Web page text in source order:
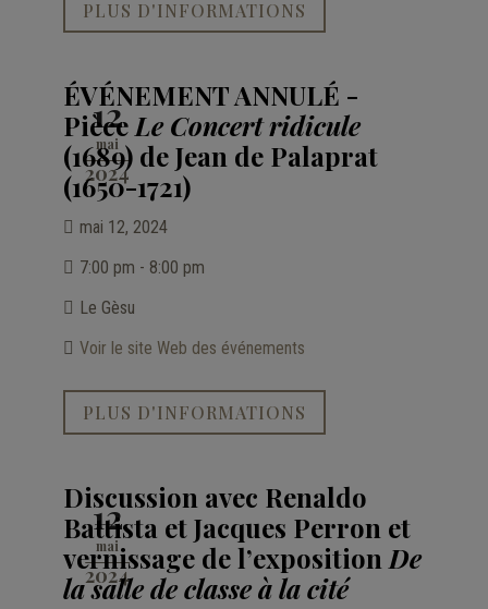
PLUS D'INFORMATIONS
12
mai
2024
ÉVÉNEMENT ANNULÉ -
Pièce Le Concert ridicule
(1689) de Jean de Palaprat
(1650-1721)
mai 12, 2024
7:00 pm - 8:00 pm
Le Gèsu
Voir le site Web des événements
PLUS D'INFORMATIONS
12
mai
2024
Discussion avec Renaldo
Battista et Jacques Perron et
vernissage de l’exposition De
la salle de classe à la cité